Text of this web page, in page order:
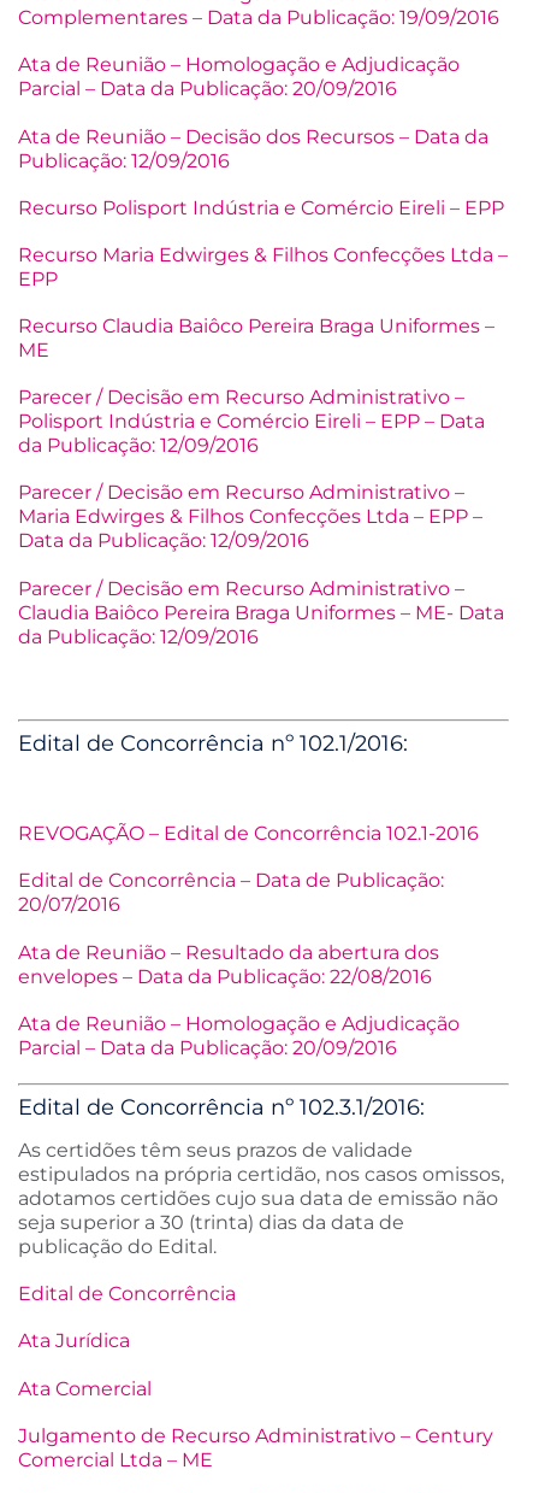
Complementares – Data da Publicação: 19/09/2016
Ata de Reunião – Homologação e Adjudicação
Parcial – Data da Publicação: 20/09/2016
Ata de Reunião – Decisão dos Recursos – Data da
Publicação: 12/09/2016
Recurso Polisport Indústria e Comércio Eireli – EPP
Recurso Maria Edwirges & Filhos Confecções Ltda –
EPP
Recurso Claudia Baiôco Pereira Braga Uniformes –
ME
Parecer / Decisão em Recurso Administrativo –
Polisport Indústria e Comércio Eireli – EPP – Data
da Publicação: 12/09/2016
Parecer / Decisão em Recurso Administrativo –
Maria Edwirges & Filhos Confecções Ltda – EPP –
Data da Publicação: 12/09/2016
Parecer / Decisão em Recurso Administrativo –
Claudia Baiôco Pereira Braga Uniformes – ME- Data
da Publicação: 12/09/2016
Edital de Concorrência nº 102.1/2016:
REVOGAÇÃO – Edital de Concorrência 102.1-2016
Edital de Concorrência – Data de Publicação:
20/07/2016
Ata de Reunião – Resultado da abertura dos
envelopes – Data da Publicação: 22/08/2016
Ata de Reunião – Homologação e Adjudicação
Parcial – Data da Publicação: 20/09/2016
Edital de Concorrência nº 102.3.1/2016:
As certidões têm seus prazos de validade
estipulados na própria certidão, nos casos omissos,
adotamos certidões cujo sua data de emissão não
seja superior a 30 (trinta) dias da data de
publicação do Edital.
Edital de Concorrência
Ata Jurídica
Ata Comercial
Julgamento de Recurso Administrativo – Century
Comercial Ltda – ME